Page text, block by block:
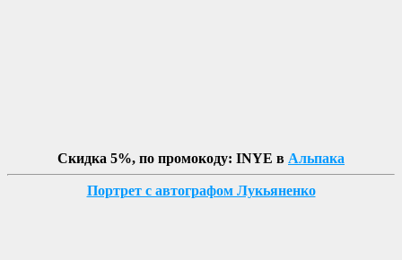
Скидка 5%, по промокоду: INYE в Альпака
Портрет с автографом Лукьяненко